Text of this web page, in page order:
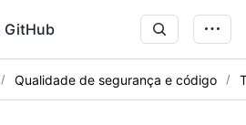
GitHub
Qualidade de segurança e código